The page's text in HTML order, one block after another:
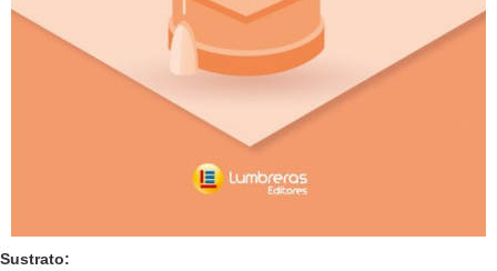
Sustrato: